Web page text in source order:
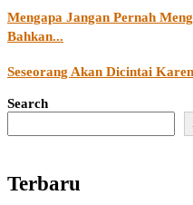
Mengapa Jangan Pernah
Bahkan...
Seseorang Akan Dicintai
Search
Terbaru